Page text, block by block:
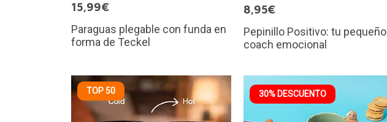
15,99€
Paraguas plegable con funda en
forma de Teckel
8,95€
Pepinillo Positivo: tu pequeño
coach emocional
TOP 50 30% DESCUENTO